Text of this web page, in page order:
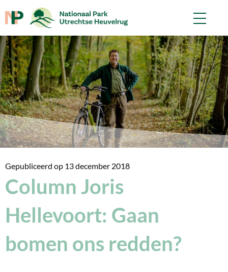
Gepubliceerd op 13 december 2018
Column Joris
Hellevoort: Gaan
bomen ons redden?